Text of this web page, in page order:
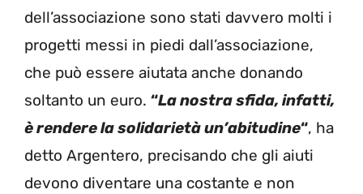
dell’associazione sono stati davvero molti i
progetti messi in piedi dall’associazione,
che può essere aiutata anche donando
soltanto un euro. “La nostra sfida, infatti,
è rendere la solidarietà un’abitudine“, ha
detto Argentero, precisando che gli aiuti
devono diventare una costante e non